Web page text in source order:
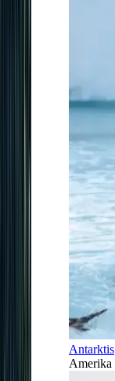
Antarktis
Amerika